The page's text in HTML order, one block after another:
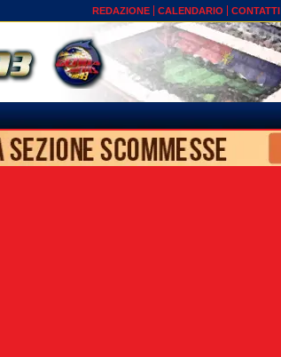
REDAZIONE CALENDARIO CONTATTI